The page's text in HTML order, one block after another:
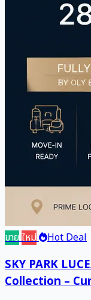
ขายใหม่ Hot Deal
SKY PARK
Collection –